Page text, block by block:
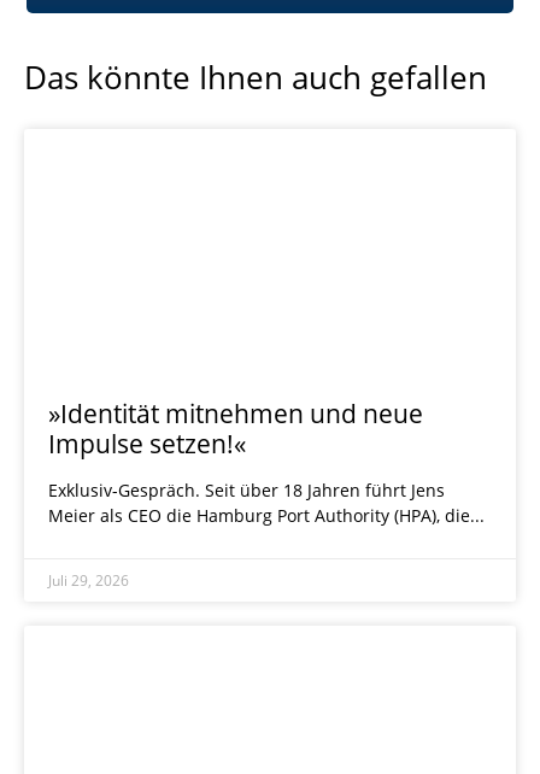
Das könnte Ihnen auch gefallen
»Identität mitnehmen und neue
Impulse setzen!«
Exklusiv-Gespräch. Seit über 18 Jahren führt Jens
Meier als CEO die Hamburg Port Authority (HPA), die
Juli 29, 2026